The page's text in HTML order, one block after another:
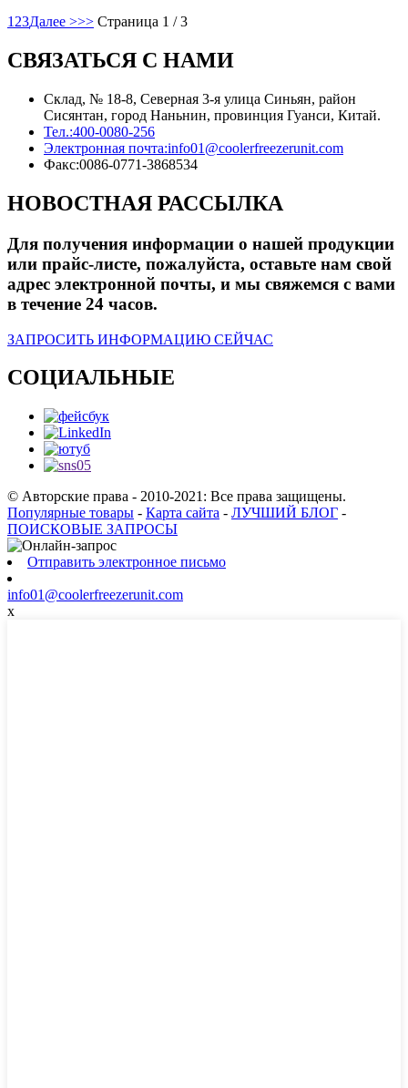
1 23Далее >>> Страница 1 / 3
СВЯЗАТЬСЯ С НАМИ
Склад, № 18-8, Северная 3-я улица Синьян, район
Сисянтан, город Наньнин, провинция Гуанси, Китай.
Тел.:400-0080-256
Электронная почта:info01@coolerfreezerunit.com
Факс:0086-0771-3868534
НОВОСТНАЯ РАССЫЛКА
Для получения информации о нашей продукции
или прайс-листе, пожалуйста, оставьте нам свой
адрес электронной почты, и мы свяжемся с вами
в течение 24 часов.
ЗАПРОСИТЬ ИНФОРМАЦИЮ СЕЙЧАС
СОЦИАЛЬНЫЕ
© Авторские права - 2010-2021: Все права защищены.
Популярные товары - Карта сайта - ЛУЧШИЙ БЛОГ -
ПОИСКОВЫЕ ЗАПРОСЫ
Отправить электронное письмо
info01@coolerfreezerunit.com
x